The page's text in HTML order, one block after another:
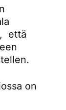
että
on